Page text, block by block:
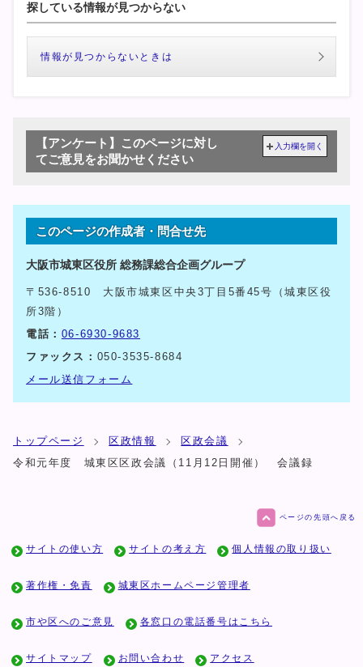
探している情報が見つからない
情報が見つからないときは
【アンケート】このページに対し
てご意見をお聞かせください
入力欄を開く
このページの作成者・問合せ先
大阪市城東区役所 総務課総合企画グループ
〒536-8510 大阪市城東区中央3丁目5番45号（城東区役
所3階）
電話： 06-6930-9683
ファックス： 050-3535-8684
メール送信フォーム
トップページ 区政情報
区政会議
令和元年度 城東区区政会議（11月12日開催） 会議録
ページの先頭へ戻る
サイトの使い方 サイトの考え方 個人情報の取り扱い
著作権・免責 城東区ホームページ管理者
市や区へのご意見 各窓口の電話番号はこちら
サイトマップ お問い合わせ アクセス